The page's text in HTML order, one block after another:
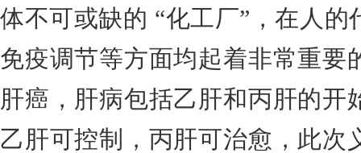
体不可或缺的 “化工厂”，在人
免疫调节等方面均起着非常重要
肝癌，肝病包括乙肝和丙肝的开
乙肝可控制，丙肝可治愈，此次